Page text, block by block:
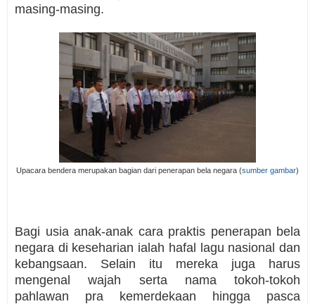
masing-masing.
Upacara bendera merupakan bagian dari penerapan bela negara (sumber gambar)
Bagi usia anak-anak cara praktis penerapan bela
negara di keseharian ialah hafal lagu nasional dan
kebangsaan. Selain itu mereka juga harus
mengenal wajah serta nama tokoh-tokoh
pahlawan pra kemerdekaan hingga pasca